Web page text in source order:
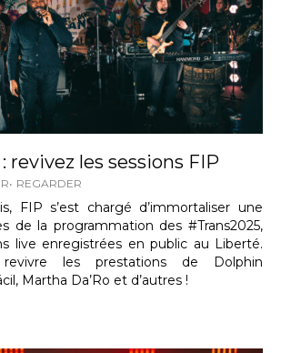
revivez les sessions FIP
REGARDER
FIP s’est chargé d’immortaliser une
de la programmation des #Trans2025,
live enregistrées en public au Liberté.
revivre les prestations de Dolphin
Martha Da’Ro et d’autres !